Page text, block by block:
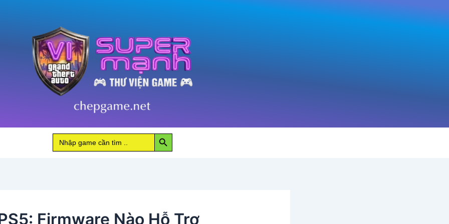
Search
for:
Search Button
Firmware Nào Hỗ Trợ